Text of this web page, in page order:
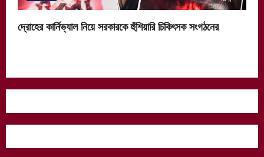
দ্রোহের কার্নিভ্যাল নিয়ে সরকারকে হুঁশিয়ারি চিকিৎসক সংগঠনের